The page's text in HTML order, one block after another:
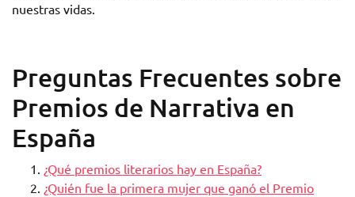
nuestras vidas.
Preguntas Frecuentes sobre
Premios de Narrativa en
España
¿Qué premios literarios hay en España?
¿Quién fue la primera mujer que ganó el Premio